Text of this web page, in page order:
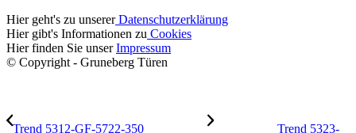
Hier geht's zu unsererDatenschutzerklärung
Hier gibt's Informationen zu Cookies
Hier finden Sie unserImpressum
© Copyright - Gruneberg Türen
Trend 5312-GF-5722-350
Trend 5323-